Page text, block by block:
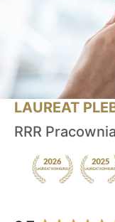
LAUREAT
RRR